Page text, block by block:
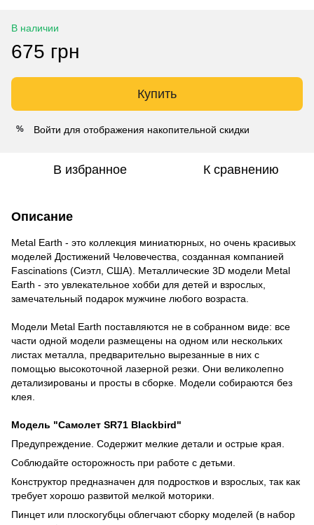
В наличии
675 грн
Купить
% Войти для отображения накопительной скидки
В избранное К сравнению
Описание
Metal Earth - это коллекция миниатюрных, но очень красивых
моделей Достижений Человечества, созданная компанией
Fascinations (Сиэтл, США). Металлические 3D модели Metal
Earth - это увлекательное хобби для детей и взрослых,
замечательный подарок мужчине любого возраста.
Модели Metal Earth поставляются не в собранном виде: все
части одной модели размещены на одном или нескольких
листах металла, предварительно вырезанные в них с
помощью высокоточной лазерной резки. Они великолепно
детализированы и просты в сборке. Модели собираются без
клея.
Модель "Самолет SR71 Blackbird"
Предупреждение. Содержит мелкие детали и острые края.
Соблюдайте осторожность при работе с детьми.
Конструктор предназначен для подростков и взрослых, так как
требует хорошо развитой мелкой моторики.
Пинцет или плоскогубцы облегчают сборку моделей (в набор